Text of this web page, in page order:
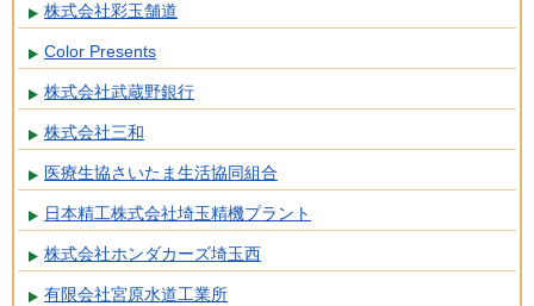
株式会社彩玉舗道
Color Presents
株式会社武蔵野銀行
株式会社三和
医療生協さいたま生活協同組合
日本精工株式会社埼玉精機プラント
株式会社ホンダカーズ埼玉西
有限会社宮原水道工業所